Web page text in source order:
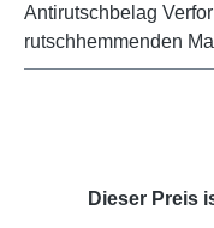
Antirutschbelag
rutschhemmenden
Dieser Preis